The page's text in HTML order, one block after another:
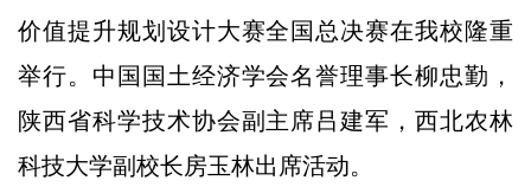
价值提升规划设计大赛全国总决赛在我校隆重
举行。中国国土经济学会名誉理事长柳忠勤，
陕西省科学技术协会副主席吕建军，西北农林
科技大学副校长房玉林出席活动。